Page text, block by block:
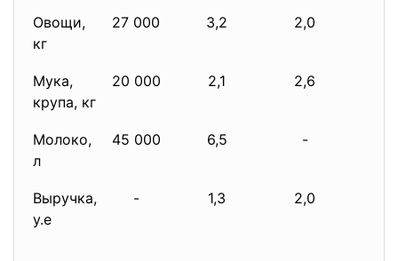
Овощи,
кг
27 000 3,2 2,0
Мука,
крупа, кг
20 000 2,1 2,6
Молоко,
л
45 000 6,5 -
Выручка,
у.е
- 1,3 2,0